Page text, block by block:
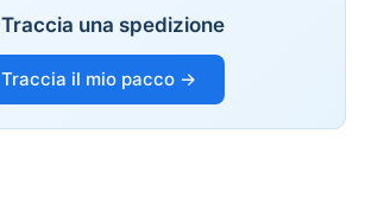
Traccia una spedizione
Traccia il mio pacco →